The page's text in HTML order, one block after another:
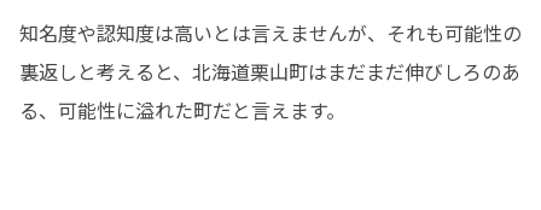
知名度や認知度は高いとは言えませんが、それも可能性の
裏返しと考えると、北海道栗山町はまだまだ伸びしろのあ
る、可能性に溢れた町だと言えます。